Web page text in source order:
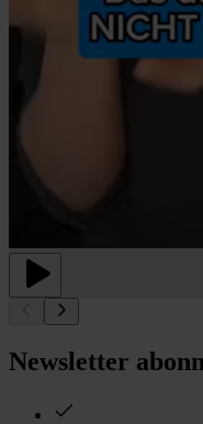
Newsletter